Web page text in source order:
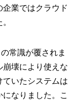
業ではクラウド
常識が覆されま
壊により使えな
ていたシステムは
なりました。こ